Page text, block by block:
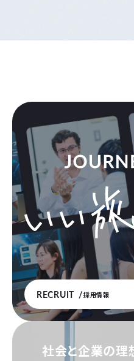
RECRUIT 採用情報
社会と企業の理